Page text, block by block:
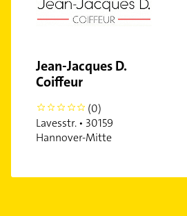
Oststadt
Stöcken
Vahrenheide
Vahrenwald
Vinnhorst
Wülfel
Jean-Jacques D.
Coiffeur
0
(0)
Lavesstr. • 30159
Hannover-Mitte